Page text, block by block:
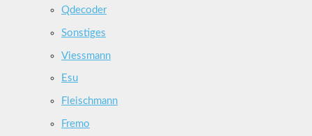
Qdecoder
Sonstiges
Viessmann
Esu
Fleischmann
Fremo